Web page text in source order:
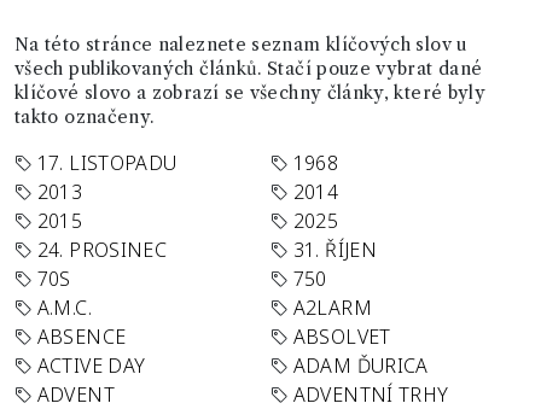
Na této stránce naleznete seznam klíčových slov u
všech publikovaných článků. Stačí pouze vybrat dané
klíčové slovo a zobrazí se všechny články, které byly
takto označeny.
17. LISTOPADU
1968
2013
2014
2015
2025
24. PROSINEC
31. ŘÍJEN
70S
750
A.M.C.
A2LARM
ABSENCE
ABSOLVET
ACTIVE DAY
ADAM ĎURICA
ADVENT
ADVENTNÍ TRHY